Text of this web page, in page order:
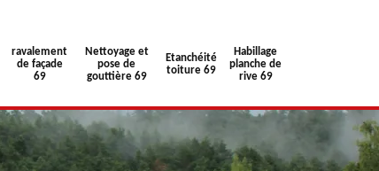
ravalement
de façade
69
Nettoyage et
pose de
gouttière 69
Etanchéité
toiture 69
Habillage
planche de
rive 69